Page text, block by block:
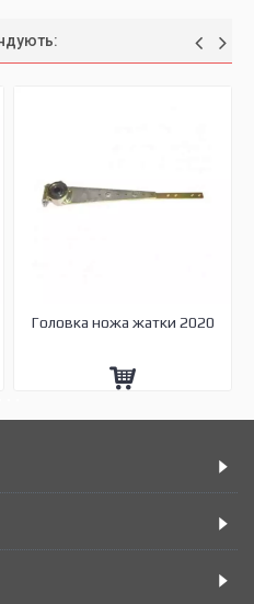
Головка ножа жатки 2020